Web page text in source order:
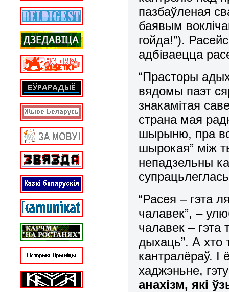
пазбаўленая
баявым
гойда!”).
адбіваецца
“Прасторы
вядомы паэт
знакамітая
страна мая
шырыню, пра
шырокая” між
непадзельны
“Расея – гэта
чалавек”, –
чалавек – гэта
дыхаць”. А хто
кантралёраў. І
хаджэньне,
анахізм, які